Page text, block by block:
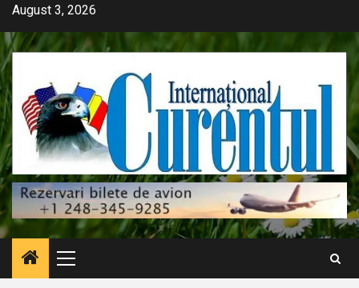
Skip
content
August 3, 2026
Primary
Menu